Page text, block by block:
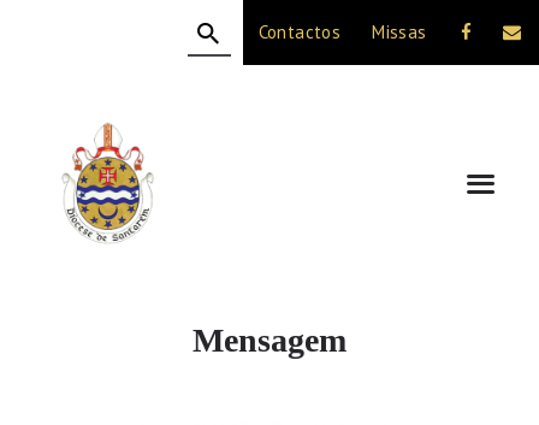
Contactos Missas
Mensagem
A DIOCESE
CELEBRAÇÃO
VIDA CRISTÃ
NOTÍCIAS